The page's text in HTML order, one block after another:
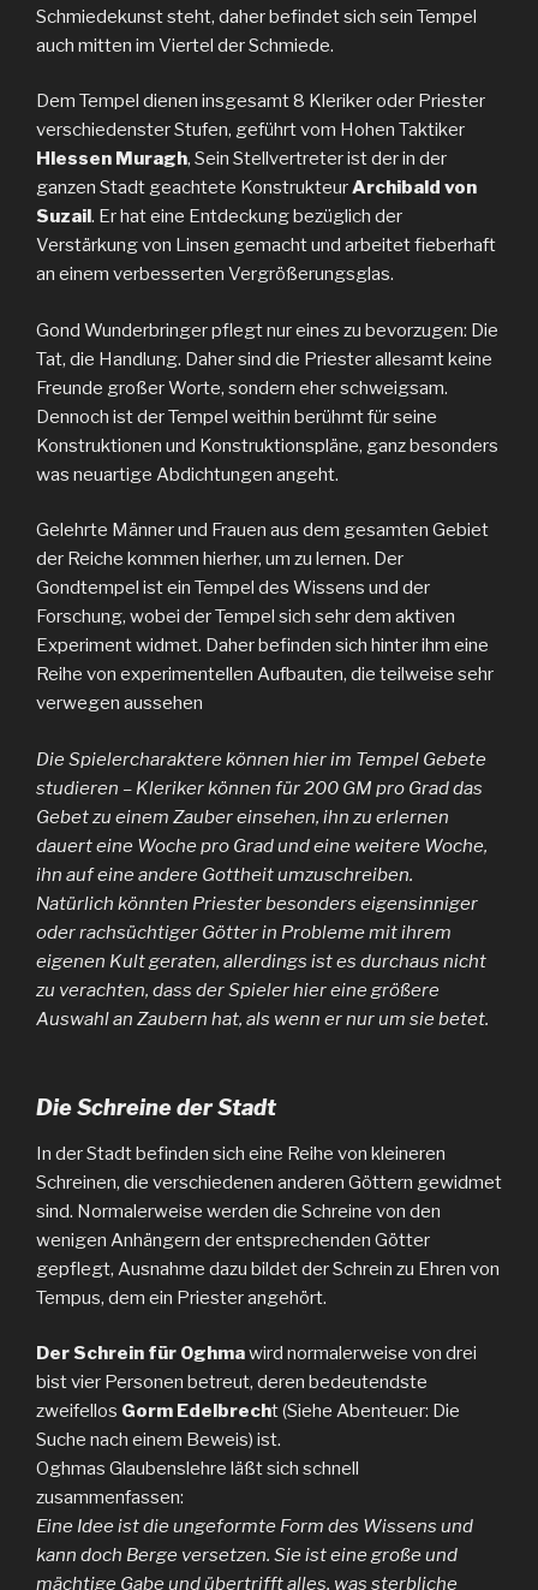
Schmiedekunst steht, daher befindet sich sein Tempel
auch mitten im Viertel der Schmiede.
Dem Tempel dienen insgesamt 8 Kleriker oder Priester
verschiedenster Stufen, geführt vom Hohen Taktiker
Hlessen Muragh, Sein Stellvertreter ist der in der
ganzen Stadt geachtete KonstrukteurArchibald von
Suzail. Er hat eine Entdeckung bezüglich der
Verstärkung von Linsen gemacht und arbeitet fieberhaft
an einem verbesserten Vergrößerungsglas.
Gond Wunderbringer pflegt nur eines zu bevorzugen: Die
Tat, die Handlung. Daher sind die Priester allesamt keine
Freunde großer Worte, sondern eher schweigsam.
Dennoch ist der Tempel weithin berühmt für seine
Konstruktionen und Konstruktionspläne, ganz besonders
was neuartige Abdichtungen angeht.
Gelehrte Männer und Frauen aus dem gesamten Gebiet
der Reiche kommen hierher, um zu lernen. Der
Gondtempel ist ein Tempel des Wissens und der
Forschung, wobei der Tempel sich sehr dem aktiven
Experiment widmet. Daher befinden sich hinter ihm eine
Reihe von experimentellen Aufbauten, die teilweise sehr
verwegen aussehen
Die Spielercharaktere können hier im Tempel Gebete
studieren – Kleriker können für 200 GM pro Grad das
Gebet zu einem Zauber einsehen, ihn zu erlernen
dauert eine Woche pro Grad und eine weitere Woche,
ihn auf eine andere Gottheit umzuschreiben.
Natürlich könnten Priester besonders eigensinniger
oder rachsüchtiger Götter in Probleme mit ihrem
eigenen Kult geraten, allerdings ist es durchaus nicht
zu verachten, dass der Spieler hier eine größere
Auswahl an Zaubern hat, als wenn er nur um sie betet.
Die Schreine der Stadt
In der Stadt befinden sich eine Reihe von kleineren
Schreinen, die verschiedenen anderen Göttern gewidmet
sind. Normalerweise werden die Schreine von den
wenigen Anhängern der entsprechenden Götter
gepflegt, Ausnahme dazu bildet der Schrein zu Ehren von
Tempus, dem ein Priester angehört.
Der Schrein für Oghmawird normalerweise von drei
bist vier Personen betreut, deren bedeutendste
zweifellos Gorm Edelbrecht (Siehe Abenteuer: Die
Suche nach einem Beweis) ist.
Oghmas Glaubenslehre läßt sich schnell
zusammenfassen:
Eine Idee ist die ungeformte Form des Wissens und
kann doch Berge versetzen. Sie ist eine große und
mächtige Gabe und übertrifft alles, was sterbliche